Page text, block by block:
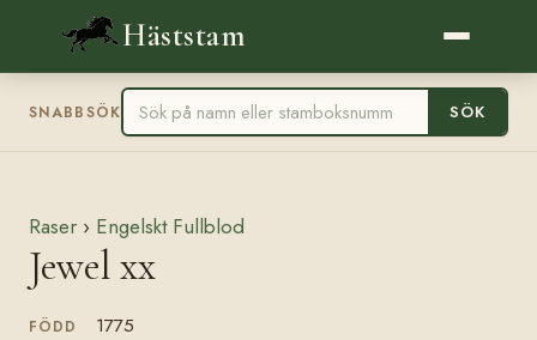
Häststam
SNABBSÖK SÖK
Raser › Engelskt Fullblod
Jewel xx
FÖDD 1775